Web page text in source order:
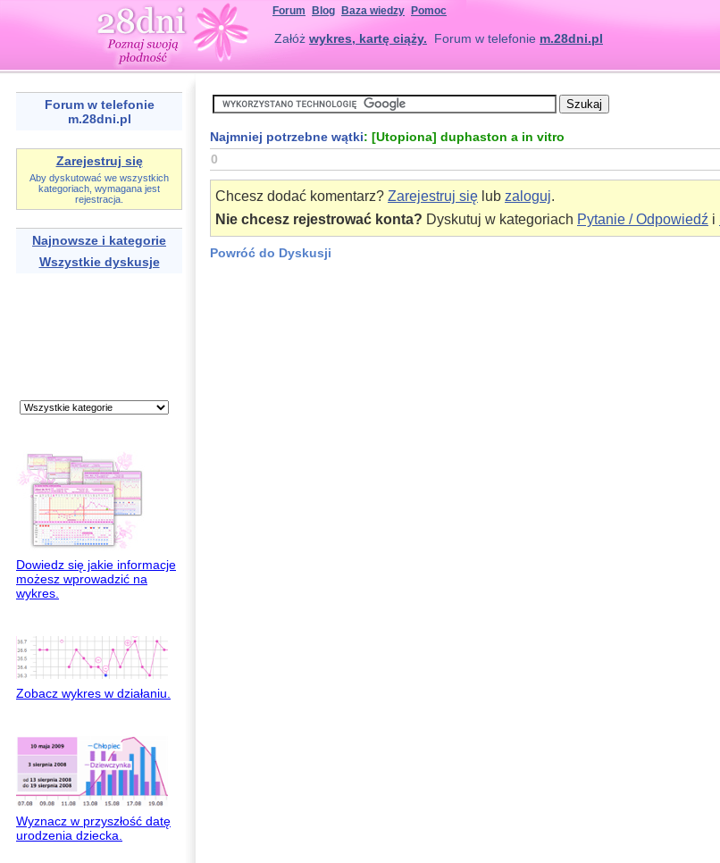
Forum Blog Baza wiedzy Pomoc
Załóż wykres, kartę ciąży. Forum w telefonie m.28dni.pl
Forum w telefonie
m.28dni.pl
Zarejestruj się
Aby dyskutować we wszystkich
kategoriach, wymagana jest
rejestracja.
Najnowsze i kategorie
Wszystkie dyskusje
Dowiedz się jakie informacje
możesz wprowadzić na
wykres.
Zobacz wykres w działaniu.
Wyznacz w przyszłość datę
urodzenia dziecka.
Najmniej potrzebne wątki: [Utopiona] duphaston a in vitro
0
Chcesz dodać komentarz? Zarejestruj się lub zaloguj.
Nie chcesz rejestrować konta? Dyskutuj w kategoriach Pytanie / Odpowiedź i
Powróć do Dyskusji